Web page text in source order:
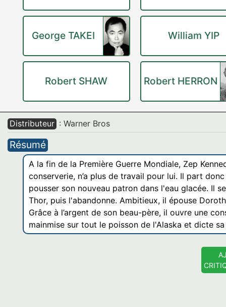
George TAKEI William YIP
Robert SHAW Robert HERRON
Distributeur : Warner Bros
Résumé
A la fin de la Première Guerre Mondiale, Zep
conserverie, n’a plus de travail pour lui. Il part
pousser son nouveau patron dans l'eau glacée. Il
Thor, puis l'abandonne. Ambitieux, il épouse
Grâce à l’argent de son beau-père, il ouvre une
mainmise sur tout le poisson de l'Alaska et dicte